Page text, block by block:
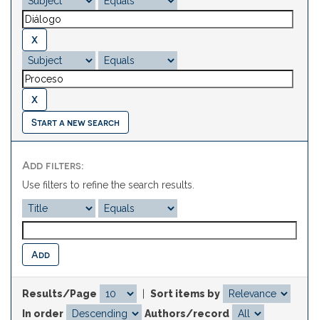
Start a new search
Add filters:
Use filters to refine the search results.
Results/Page
Sort items by
In order
Authors/record